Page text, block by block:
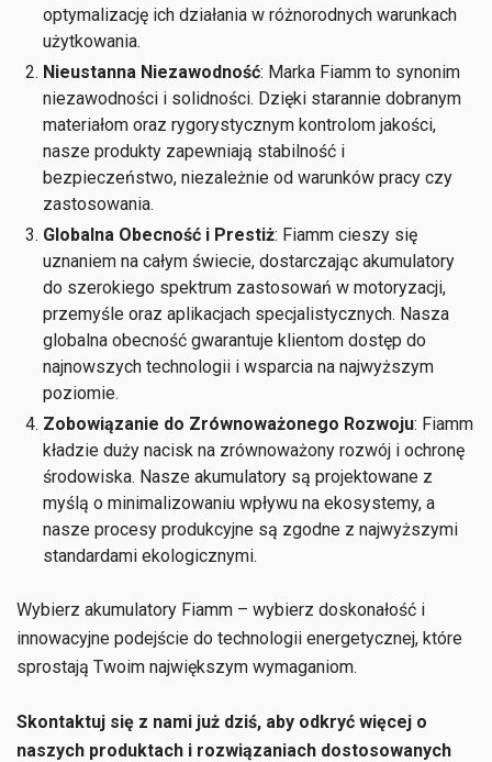
optymalizację ich działania w różnorodnych warunkach
użytkowania.
Nieustanna Niezawodność: Marka Fiamm to synonim
niezawodności i solidności. Dzięki starannie dobranym
materiałom oraz rygorystycznym kontrolom jakości,
nasze produkty zapewniają stabilność i
bezpieczeństwo, niezależnie od warunków pracy czy
zastosowania.
Globalna Obecność i Prestiż: Fiamm cieszy się
uznaniem na całym świecie, dostarczając akumulatory
do szerokiego spektrum zastosowań w motoryzacji,
przemyśle oraz aplikacjach specjalistycznych. Nasza
globalna obecność gwarantuje klientom dostęp do
najnowszych technologii i wsparcia na najwyższym
poziomie.
Zobowiązanie do Zrównoważonego Rozwoju: Fiamm
kładzie duży nacisk na zrównoważony rozwój i ochronę
środowiska. Nasze akumulatory są projektowane z
myślą o minimalizowaniu wpływu na ekosystemy, a
nasze procesy produkcyjne są zgodne z najwyższymi
standardami ekologicznymi.
Wybierz akumulatory Fiamm – wybierz doskonałość i
innowacyjne podejście do technologii energetycznej, które
sprostają Twoim największym wymaganiom.
Skontaktuj się z nami już dziś, aby odkryć więcej o
naszych produktach i rozwiązaniach dostosowanych